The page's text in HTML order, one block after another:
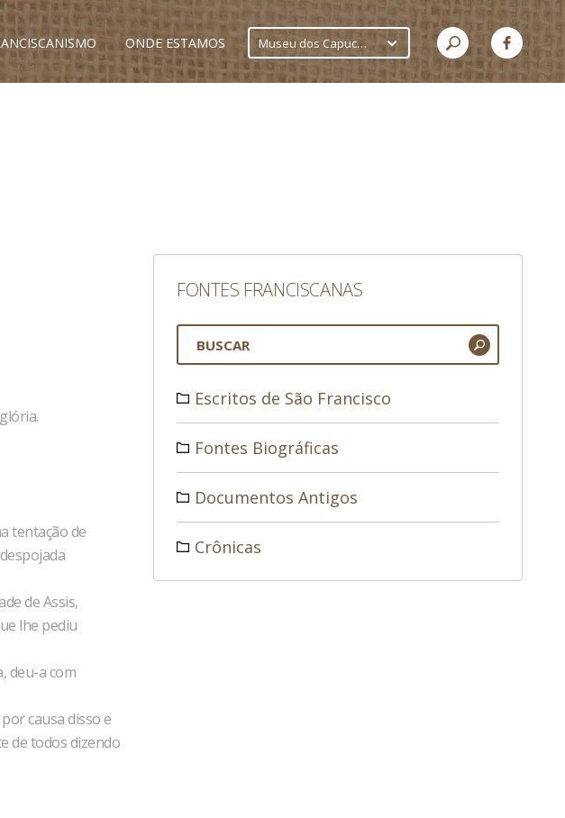
ONDE ESTAMOS Museu dos Capuchinhos
tentação de
de Assis,
lhe pediu
deu-a com
causa disso e
de todos dizendo
FONTES FRANCISCANAS
Escritos de São Francisco
Fontes Biográficas
Documentos Antigos
Crônicas